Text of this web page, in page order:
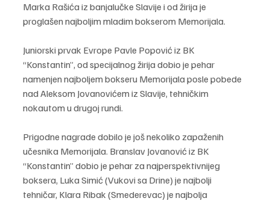
Marka Rašića iz banjalučke Slavije i od žirija je
proglašen najboljim mladim bokserom Memorijala.
Juniorski prvak Evrope Pavle Popović iz BK
“Konstantin”, od specijalnog žirija dobio je pehar
namenjen najboljem bokseru Memorijala posle pobede
nad Aleksom Jovanovićem iz Slavije, tehničkim
nokautom u drugoj rundi.
Prigodne nagrade dobilo je još nekoliko zapaženih
učesnika Memorijala. Branslav Jovanović iz BK
“Konstantin” dobio je pehar za najperspektivnijeg
boksera, Luka Simić (Vukovi sa Drine) je najbolji
tehničar, Klara Ribak (Smederevac) je najbolja